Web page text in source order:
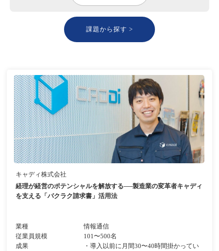
課題から探す >
キャディ株式会社
経理が経営のポテンシャルを解放する──製造業の変革者キャディ
を支える「バクラク請求書」活用法​
業種
情報通信
従業員規模
101〜500名
成果
・導入以前に月間30〜40時間掛かってい